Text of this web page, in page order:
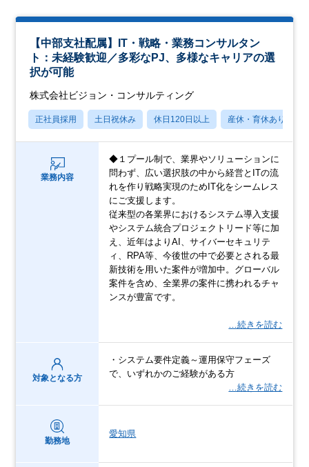
【中部支社配属】IT・戦略・業務コンサルタン
ト：未経験歓迎／多彩なPJ、多様なキャリアの選
択が可能
株式会社ビジョン・コンサルティング
正社員採用 土日祝休み 休日120日以上 産休・育休あり
業務内容
◆１プール制で、業界やソリューションに
問わず、広い選択肢の中から経営とITの流
れを作り戦略実現のためIT化をシームレス
にご支援します。
従来型の各業界におけるシステム導入支援
やシステム統合プロジェクトリード等に加
え、近年はよりAI、サイバーセキュリテ
ィ、RPA等、今後世の中で必要とされる最
新技術を用いた案件が増加中。グローバル
案件を含め、全業界の案件に携われるチャ
ンスが豊富です。
…続きを読む
対象となる方
・システム要件定義～運用保守フェーズ
で、いずれかのご経験がある方
…続きを読む
勤務地
愛知県